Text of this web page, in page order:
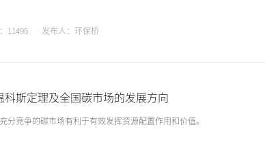
11496 发布人：环保桥
科斯定理及全国碳市场的发展方向
分竞争的碳市场有利于有效发挥资源配置作用和价值。